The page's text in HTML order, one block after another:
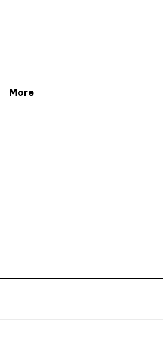
More